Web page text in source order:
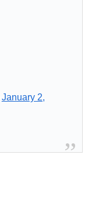
January 2,